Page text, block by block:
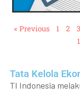
« Previous 1 2 3
Tata Kelola
TI Indonesia